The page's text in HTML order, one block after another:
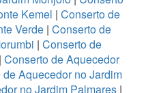
Kemel | Conserto de
Verde| Conserto de
| Conserto de
| Conserto de Aquecedor
Aquecedor no Jardim
no Jardim Palmares |